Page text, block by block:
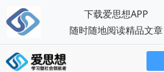
下载爱思想APP
随时随地阅读精品文章